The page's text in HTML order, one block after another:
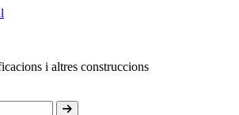
i altres construccions